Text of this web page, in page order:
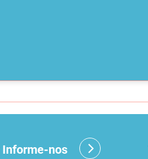
Informe-nos